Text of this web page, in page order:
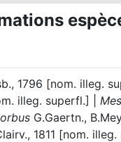
1796 [nom. illeg.
illeg. superfl.] |
G.Gaertn.,
1811 [nom.